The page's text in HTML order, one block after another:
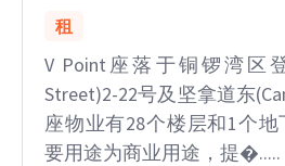
租
V Point座落于铜锣湾区
Street)2-22号及坚拿道东
座物业有28个楼层和1个
要用途为商业用途，提�.....